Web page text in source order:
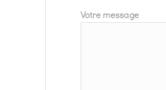
Votre message